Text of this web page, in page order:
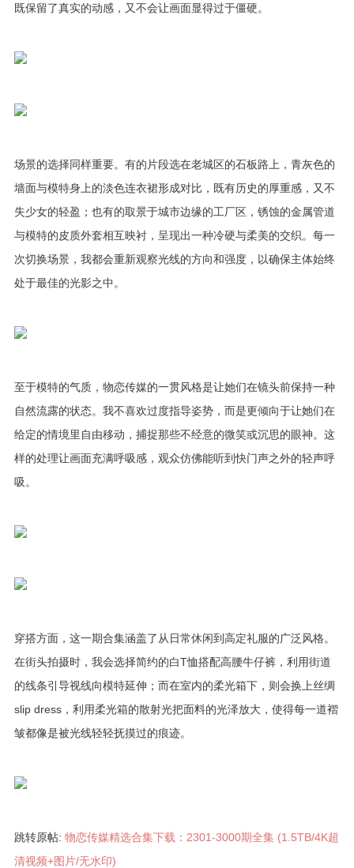
既保留了真实的动感，又不会让画面显得过于僵硬。
场景的选择同样重要。有的片段选在老城区的石板路上，青灰色的
墙面与模特身上的淡色连衣裙形成对比，既有历史的厚重感，又不
失少女的轻盈；也有的取景于城市边缘的工厂区，锈蚀的金属管道
与模特的皮质外套相互映衬，呈现出一种冷硬与柔美的交织。每一
次切换场景，我都会重新观察光线的方向和强度，以确保主体始终
处于最佳的光影之中。
至于模特的气质，物恋传媒的一贯风格是让她们在镜头前保持一种
自然流露的状态。我不喜欢过度指导姿势，而是更倾向于让她们在
给定的情境里自由移动，捕捉那些不经意的微笑或沉思的眼神。这
样的处理让画面充满呼吸感，观众仿佛能听到快门声之外的轻声呼
吸。
穿搭方面，这一期合集涵盖了从日常休闲到高定礼服的广泛风格。
在街头拍摄时，我会选择简约的白T恤搭配高腰牛仔裤，利用街道
的线条引导视线向模特延伸；而在室内的柔光箱下，则会换上丝绸
slip dress，利用柔光箱的散射光把面料的光泽放大，使得每一道褶
皱都像是被光线轻轻抚摸过的痕迹。
跳转原帖: 物恋传媒精选合集下载：2301-3000期全集 (1.5TB/4K超
清视频+图片/无水印)